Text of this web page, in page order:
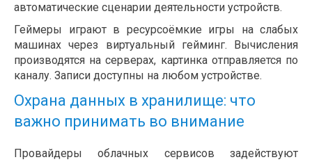
автоматические сценарии деятельности устройств.
Геймеры играют в ресурсоёмкие игры на слабых
машинах через виртуальный гейминг. Вычисления
производятся на серверах, картинка отправляется по
каналу. Записи доступны на любом устройстве.
Охрана данных в хранилище: что
важно принимать во внимание
Провайдеры облачных сервисов задействуют